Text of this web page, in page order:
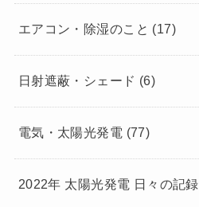
エアコン・除湿のこと (17)
日射遮蔽・シェード (6)
電気・太陽光発電 (77)
2022年 太陽光発電 日々の記録